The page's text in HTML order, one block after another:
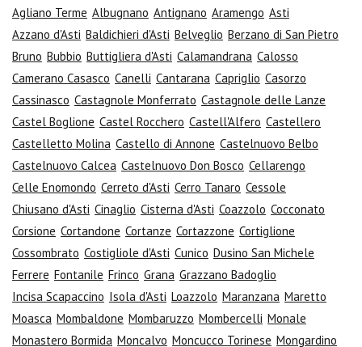
Agliano Terme Albugnano Antignano Aramengo Asti
Azzano d'Asti Baldichieri d'Asti Belveglio Berzano di San Pietro
Bruno Bubbio Buttigliera d'Asti Calamandrana Calosso
Camerano Casasco Canelli Cantarana Capriglio Casorzo
Cassinasco Castagnole Monferrato Castagnole delle Lanze
Castel Boglione Castel Rocchero Castell'Alfero Castellero
Castelletto Molina Castello di Annone Castelnuovo Belbo
Castelnuovo Calcea Castelnuovo Don Bosco Cellarengo
Celle Enomondo Cerreto d'Asti Cerro Tanaro Cessole
Chiusano d'Asti Cinaglio Cisterna d'Asti Coazzolo Cocconato
Corsione Cortandone Cortanze Cortazzone Cortiglione
Cossombrato Costigliole d'Asti Cunico Dusino San Michele
Ferrere Fontanile Frinco Grana Grazzano Badoglio
Incisa Scapaccino Isola d'Asti Loazzolo Maranzana Maretto
Moasca Mombaldone Mombaruzzo Mombercelli Monale
Monastero Bormida Moncalvo Moncucco Torinese Mongardino